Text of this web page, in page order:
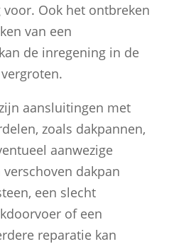
Ook het ontbreken
van een
de inregening in de
aansluitingen met
zoals dakpannen,
aanwezige
dakpan
een slecht
of een
reparatie kan